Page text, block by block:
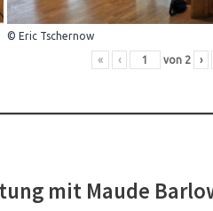
© Eric Tschernow
« ‹ von 2 ›
mit Maude